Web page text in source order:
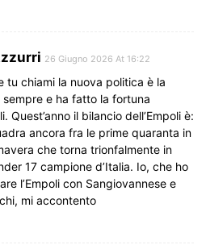
26 Giugno 2026 At 16:22
tu chiami la nuova politica è la
e ha fatto la fortuna
Quest’anno il bilancio dell’Empoli è:
ancora fra le prime quaranta in
che torna trionfalmente in
17 campione d’Italia. Io, che ho
l’Empoli con Sangiovannese e
mi accontento